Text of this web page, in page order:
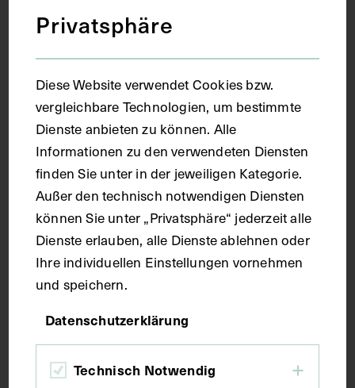
Beer, anlässlich ihrer Goldenen
Hochzeit im Jahr 1864
Bekannte von Boris Belonoschkin bei
Privatsphäre
Diese Website verwendet Cookies bzw.
vergleichbare Technologien, um bestimmte
Dienste anbieten zu können. Alle
Informationen zu den verwendeten Diensten
finden Sie unter in der jeweiligen Kategorie.
Außer den technisch notwendigen Diensten
können Sie unter „Privatsphäre“ jederzeit alle
Dienste erlauben, alle Dienste ablehnen oder
Ihre individuellen Einstellungen vornehmen
und speichern.
Datenschutzerklärung
Technisch Notwendig